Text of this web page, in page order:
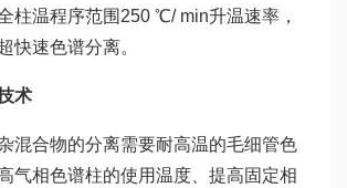
柱温程序范围250 ℃/ min升温速率，
快速色谱分离。
术
混合物的分离需要耐高温的毛细管色
气相色谱柱的使用温度、提高固定相